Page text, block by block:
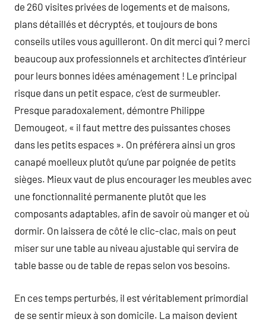
de 260 visites privées de logements et de maisons,
plans détaillés et décryptés, et toujours de bons
conseils utiles vous aguilleront. On dit merci qui ? merci
beaucoup aux professionnels et architectes d’intérieur
pour leurs bonnes idées aménagement ! Le principal
risque dans un petit espace, c’est de surmeubler.
Presque paradoxalement, démontre Philippe
Demougeot, « il faut mettre des puissantes choses
dans les petits espaces ». On préférera ainsi un gros
canapé moelleux plutôt qu’une par poignée de petits
sièges. Mieux vaut de plus encourager les meubles avec
une fonctionnalité permanente plutôt que les
composants adaptables, afin de savoir où manger et où
dormir. On laissera de côté le clic-clac, mais on peut
miser sur une table au niveau ajustable qui servira de
table basse ou de table de repas selon vos besoins.
En ces temps perturbés, il est véritablement primordial
de se sentir mieux à son domicile. La maison devient